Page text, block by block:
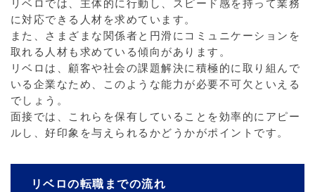
リベロでは、主体的に行動し、スピード感を持って業務
に対応できる人材を求めています。
また、さまざまな関係者と円滑にコミュニケーションを
取れる人材も求めている傾向があります。
リベロは、顧客や社会の課題解決に積極的に取り組んで
いる企業なため、このような能力が必要不可欠といえる
でしょう。
面接では、これらを保有していることを効率的にアピー
ルし、好印象を与えられるかどうかがポイントです。
リベロの転職までの流れ